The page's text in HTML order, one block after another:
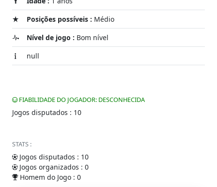
Posições possíveis : Médio
Nível de jogo : Bom nível
null
FIABILIDADE DO JOGADOR: DESCONHECIDA
Jogos disputados : 10
STATS :
Jogos disputados : 10
Jogos organizados : 0
Homem do Jogo : 0